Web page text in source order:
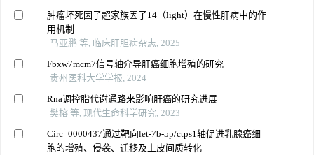
肿瘤坏死因子超家族因子14（light）在慢性肝病中的作
用机制
马亚鹏 等, 临床肝胆病杂志, 2025
Fbxw7mcm7信号轴介导肝癌细胞增殖的研究
贵州医科大学学报, 2024
Rna调控脂代谢通路来影响肝癌的研究进展
樊榕 等, 现代生命科学研究, 2023
Circ_0000437通过靶向let-7b-5p/ctps1轴促进乳腺癌细
胞的增殖、侵袭、迁移及上皮间质转化